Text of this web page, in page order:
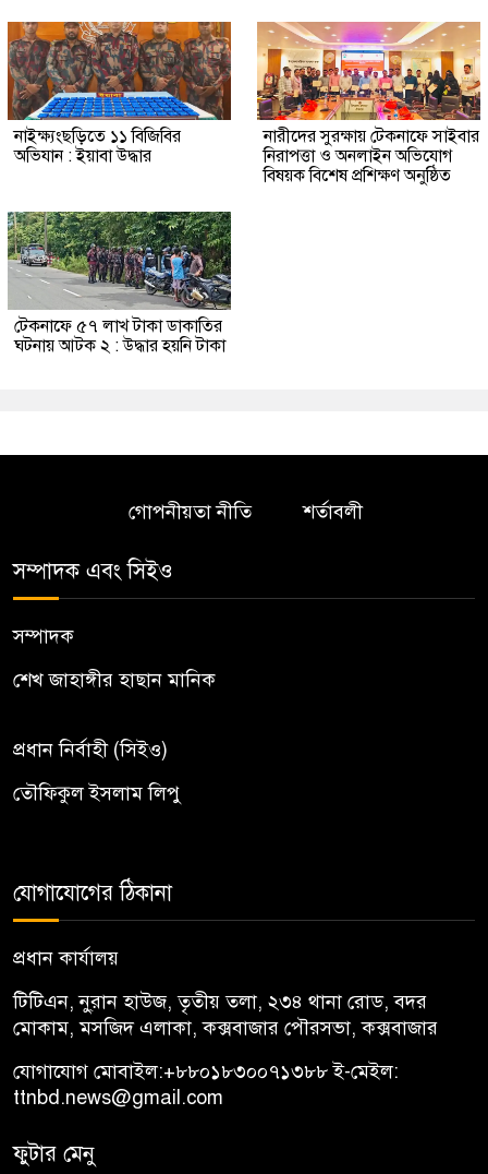
নাইক্ষ্যংছড়িতে ১১ বিজিবির
অভিযান : ইয়াবা উদ্ধার
নারীদের সুরক্ষায় টেকনাফে সাইবার
নিরাপত্তা ও অনলাইন অভিযোগ
বিষয়ক বিশেষ প্রশিক্ষণ অনুষ্ঠিত
টেকনাফে ৫৭ লাখ টাকা ডাকাতির
ঘটনায় আটক ২ : উদ্ধার হয়নি টাকা
গোপনীয়তা নীতি শর্তাবলী
সম্পাদক এবং সিইও
সম্পাদক
শেখ জাহাঙ্গীর হাছান মানিক
প্রধান নির্বাহী (সিইও)
তৌফিকুল ইসলাম লিপু
যোগাযোগের ঠিকানা
প্রধান কার্যালয়
টিটিএন, নু্রান হাউজ, তৃতীয় তলা, ২৩৪ থানা রোড, বদর
মোকাম, মসজিদ এলাকা, কক্সবাজার পৌরসভা, কক্সবাজার
যোগাযোগ মোবাইল:+৮৮০১৮৩০০৭১৩৮৮ই-মেইল:
ttnbd.news@gmail.com
ফুটার মেনু